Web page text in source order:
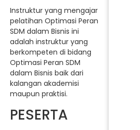
Instruktur yang mengajar
pelatihan Optimasi Peran
SDM dalam Bisnis ini
adalah instruktur yang
berkompeten di bidang
Optimasi Peran SDM
dalam Bisnis baik dari
kalangan akademisi
maupun praktisi.
PESERTA